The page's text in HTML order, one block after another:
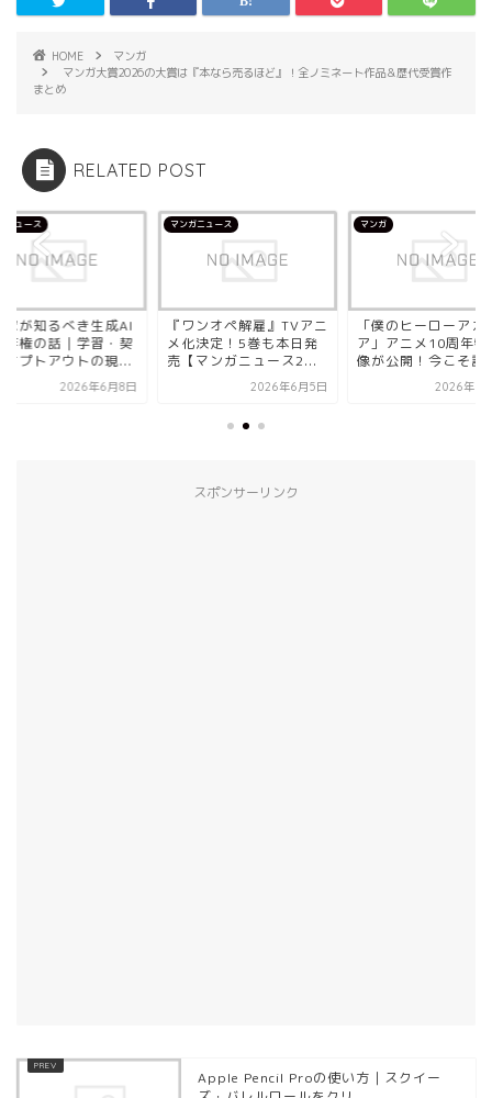
HOME
マンガ
マンガ大賞2026の大賞は『本なら売るほど』！全ノミネート作品＆歴代受賞作
まとめ
RELATED POST
ニュース
ンオペ解雇』TVアニ
決定！5巻も本日発
マンガニュース2...
2026年6月5日
マンガ
「僕のヒーローアカデミ
ア」アニメ10周年特別映
像が公開！今こそ読み...
2026年6月17日
マンガニュース
漫画家が知るべき生
と著作権の話｜学習
約・オプトアウトの
2026年6
スポンサーリンク
Apple Pencil Proの使い方｜スクイー